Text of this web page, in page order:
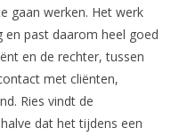
gaan werken. Het werk
en past daarom heel goed
en de rechter, tussen
met cliënten,
Ries vindt de
dat het tijdens een